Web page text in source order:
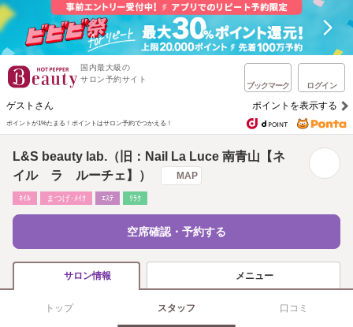
国内最大級の
サロン予約サイト
ブックマーク ログイン
ゲストさん ポイントを表示する
ポイントが1%たまる！ ポイントはサロン予約でつかえる！
L&S beauty lab.（旧：Nail La Luce 南青山【ネ
イル ラ ルーチェ】）
MAP
ﾈｲﾙ まつげ･ﾒｲｸ ｴｽﾃ ﾘﾗｸ
空席確認・予約する
サロン情報 メニュー
トップ スタッフ 口コミ